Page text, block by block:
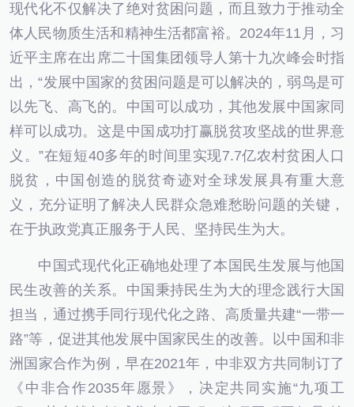
现代化不仅解决了绝对贫困问题，而且致力于推动全
体人民物质生活和精神生活都富裕。2024年11月，习
近平主席在出席二十国集团领导人第十九次峰会时指
出，“发展中国家的贫困问题是可以解决的，弱鸟是可
以先飞、高飞的。中国可以成功，其他发展中国家同
样可以成功。这是中国成功打赢脱贫攻坚战的世界意
义。”在短短40多年的时间里实现7.7亿农村贫困人口
脱贫，中国创造的脱贫奇迹对全球发展具有重大意
义，充分证明了解决人民群众急难愁盼问题的关键，
在于执政党真正服务于人民、坚持民生为大。
中国式现代化正确地处理了本国民生发展与他国
民生改善的关系。中国秉持民生为大的理念践行大国
担当，通过携手同行现代化之路、高质量共建“一带一
路”等，促进其他发展中国家民生的改善。以中国和非
洲国家合作为例，早在2021年，中非双方共同制订了
《中非合作2035年愿景》，决定共同实施“九项工